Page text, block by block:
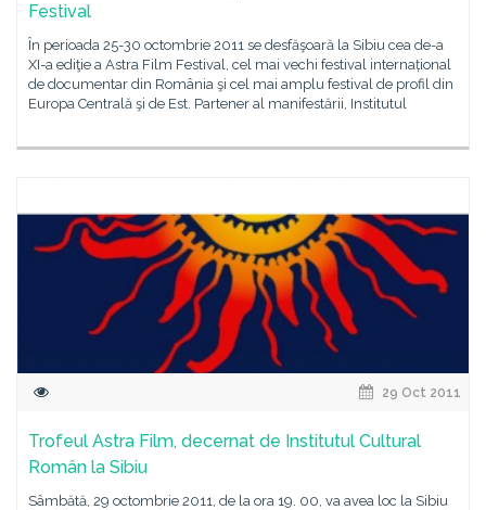
Festival
În perioada 25-30 octombrie 2011 se desfăşoară la Sibiu cea de-a
XI-a ediţie a Astra Film Festival, cel mai vechi festival internațional
de documentar din România şi cel mai amplu festival de profil din
Europa Centrală şi de Est. Partener al manifestării, Institutul
29 Oct 2011
Trofeul Astra Film, decernat de Institutul Cultural
Român la Sibiu
Sâmbătă, 29 octombrie 2011, de la ora 19. 00, va avea loc la Sibiu